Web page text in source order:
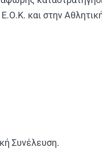
και στην
Συνέλευση.